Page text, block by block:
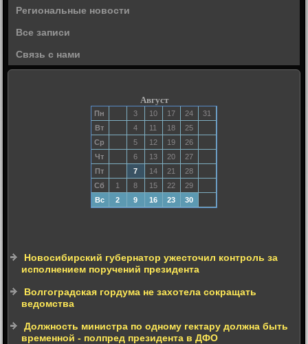
Региональные новости
Все записи
Связь с нами
Август
Пн 3 10 17 24
31
Вт
4 11 18
25
Ср
5 12 19
26
Чт
6 13 20
27
Пт
7 14 21
28
Сб
1 8 15 22
29
Вс
2 9 16 23 30
Новосибирский губернатор ужесточил контроль за
исполнением поручений президента
Волгоградская гордума не захотела сокращать
ведомства
Должность министра по одному гектару должна быть
временной - полпред президента в ДФО